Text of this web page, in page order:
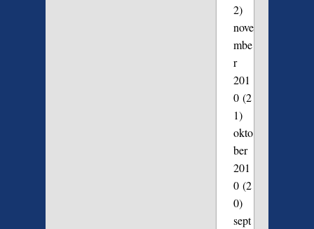
2)
nove
mbe
r
201
0(2
1)
okto
ber
201
0(2
0)
sept